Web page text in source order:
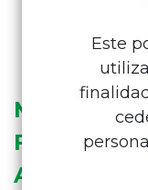
MÁS
FIABLES
Este